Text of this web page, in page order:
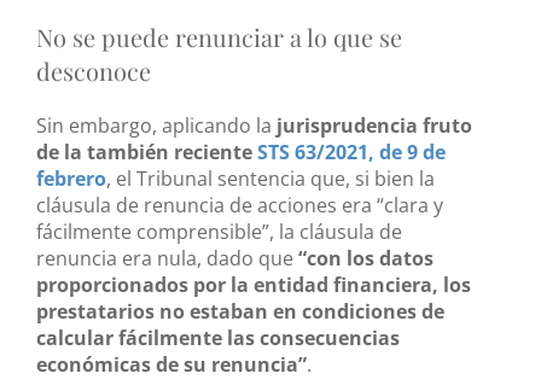
No se puede renunciar a lo que se
desconoce
Sin embargo, aplicando la jurisprudencia fruto
de la también recienteSTS 63/2021, de 9 de
febrero, el Tribunal sentencia que, si bien la
cláusula de renuncia de acciones era “clara y
fácilmente comprensible”, la cláusula de
renuncia era nula, dado que “con los datos
proporcionados por la entidad financiera, los
prestatarios no estaban en condiciones de
calcular fácilmente las consecuencias
económicas de su renuncia”.